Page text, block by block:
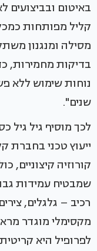
באיטום ובביצועים
קליל מפותחות
מסילה ומנגנון
בדיקות מחמירות,
נוחות שימוש ללא
שנים".
לכך מוסיף גיל גיל
ייעוץ טכני בחברת
שמבטיח עמידות
רכיב – גלגלים,
מקסימלי מוגדר
לפרופיל היא